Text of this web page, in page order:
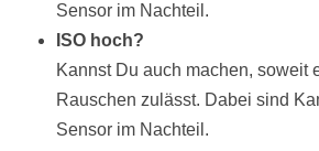
Sensor im Nachteil.
ISO hoch?
Kannst Du auch machen, soweit
Rauschen zulässt. Dabei sind
Sensor im Nachteil.